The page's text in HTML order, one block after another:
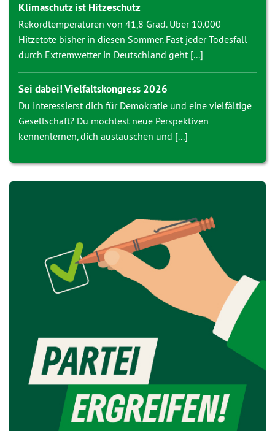
Klimaschutz ist Hitzeschutz
Rekordtemperaturen von 41,8 Grad. Über 10.000
Hitzetote bisher in diesen Sommer. Fast jeder Todesfall
durch Extremwetter in Deutschland geht [...]
Sei dabei! Vielfaltskongress 2026
Du interessierst dich für Demokratie und eine vielfältige
Gesellschaft? Du möchtest neue Perspektiven
kennenlernen, dich austauschen und [...]